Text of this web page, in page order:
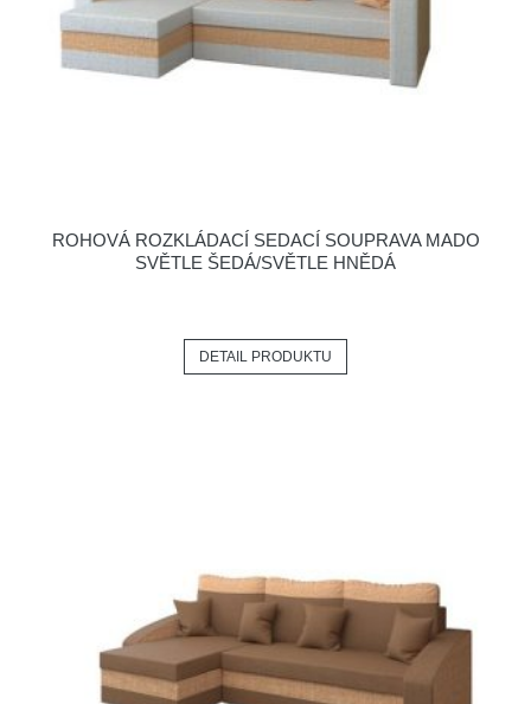
ROHOVÁ ROZKLÁDACÍ SEDACÍ SOUPRAVA MADO
SVĚTLE ŠEDÁ/SVĚTLE HNĚDÁ
DETAIL PRODUKTU